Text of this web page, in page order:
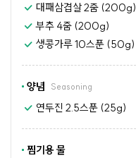
대패삼겹살 2줌 (200g)
부추 4줌 (200g)
생콩가루 10스푼 (50g)
양념 Seasoning
연두진 2.5스푼 (25g)
찜기용 물